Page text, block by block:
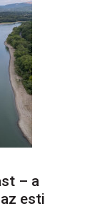
– a
esti